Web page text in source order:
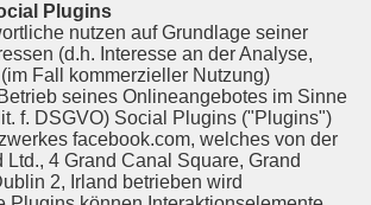
Plugins
nutzen auf Grundlage seiner
(d.h. Interesse an der Analyse,
Fall kommerzieller Nutzung)
seines Onlineangebotes im Sinne
f. DSGVO) Social Plugins ("Plugins")
facebook.com, welches von der
Ltd., 4 Grand Canal Square, Grand
2, Irland betrieben wird